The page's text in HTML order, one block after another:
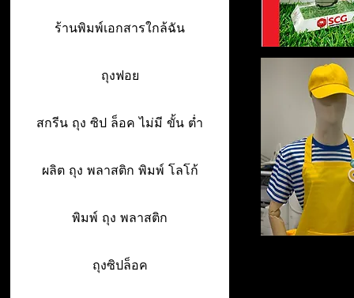
ร้านพิมพ์เอกสารใกล้ฉัน
ถุงฟอย
สกรีน ถุง ซิป ล็อค ไม่มี ขั้น ต่ำ
ผลิต ถุง พลาสติก พิมพ์ โลโก้
พิมพ์ ถุง พลาสติก
ถุงซิปล็อค